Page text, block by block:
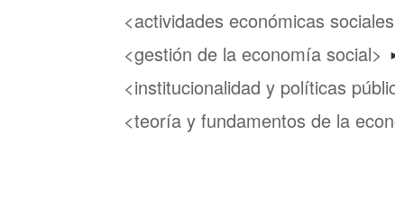
actividades económicas sociales
gestión de la economía social
institucionalidad y políticas
teoría y fundamentos de la